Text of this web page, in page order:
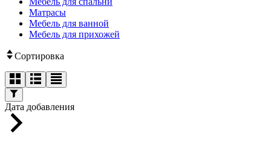
Матрасы
Мебель для ванной
Мебель для прихожей
Сортировка
Дата добавления